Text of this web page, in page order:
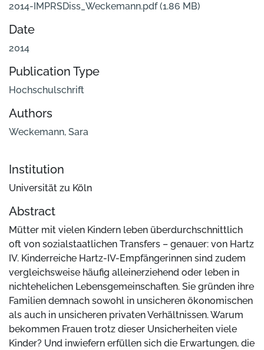
2014-IMPRSDiss_Weckemann.pdf(1.86 MB)
Date
2014
Publication Type
Hochschulschrift
Authors
Weckemann, Sara
Institution
Universität zu Köln
Abstract
Mütter mit vielen Kindern leben überdurchschnittlich
oft von sozialstaatlichen Transfers – genauer: von Hartz
IV. Kinderreiche Hartz-IV-Empfängerinnen sind zudem
vergleichsweise häufig alleinerziehend oder leben in
nichtehelichen Lebensgemeinschaften. Sie gründen ihre
Familien demnach sowohl in unsicheren ökonomischen
als auch in unsicheren privaten Verhältnissen. Warum
bekommen Frauen trotz dieser Unsicherheiten viele
Kinder? Und inwiefern erfüllen sich die Erwartungen, die